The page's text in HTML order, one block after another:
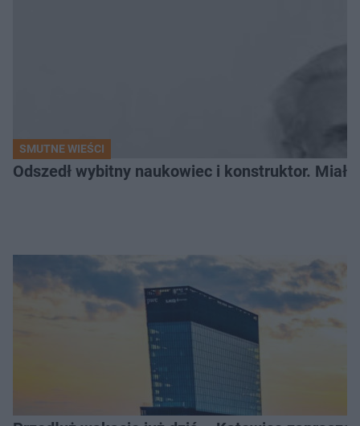
SMUTNE WIEŚCI
Odszedł wybitny naukowiec i konstruktor. Miał